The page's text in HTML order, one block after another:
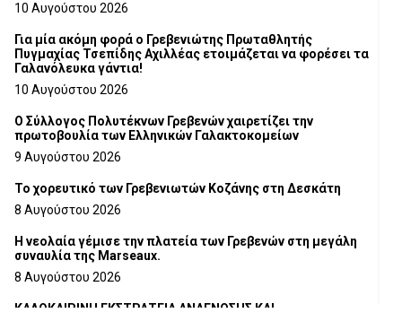
10 Αυγούστου 2026
Για μία ακόμη φορά ο Γρεβενιώτης Πρωταθλητής
Πυγμαχίας Τσεπίδης Αχιλλέας ετοιμάζεται να φορέσει τα
Γαλανόλευκα γάντια!
10 Αυγούστου 2026
Ο Σύλλογος Πολυτέκνων Γρεβενών χαιρετίζει την
πρωτοβουλία των Ελληνικών Γαλακτοκομείων
9 Αυγούστου 2026
Το χορευτικό των Γρεβενιωτών Κοζάνης στη Δεσκάτη
8 Αυγούστου 2026
Η νεολαία γέμισε την πλατεία των Γρεβενών στη μεγάλη
συναυλία της Marseaux.
8 Αυγούστου 2026
ΚΑΛΟΚΑΙΡΙΝΗ ΕΚΣΤΡΑΤΕΙΑ ΑΝΑΓΝΩΣΗΣ ΚΑΙ